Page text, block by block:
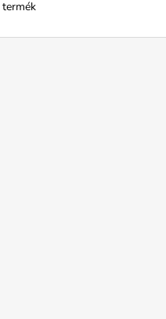
termék